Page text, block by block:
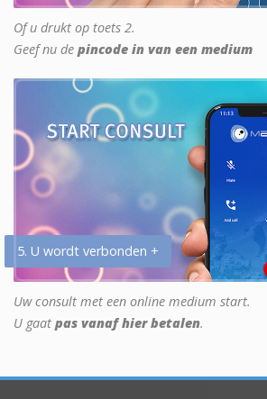
Of u drukt op toets 2.
Geef nu de pincode in van een medium
5. U wordt verbonden +
Uw consult met een online medium start.
U gaat pas vanaf hier betalen.